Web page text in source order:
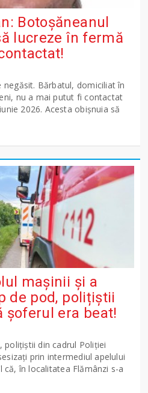
Botoșăneanul
lucreze în fermă
Bărbatul, domiciliat în
nu a mai putut fi contactat
2026. Acesta obișnuia să
mașinii și a
de pod, polițiștii
șoferul era beat!
polițiștii din cadrul Poliției
prin intermediul apelului
în localitatea Flămânzi s-a